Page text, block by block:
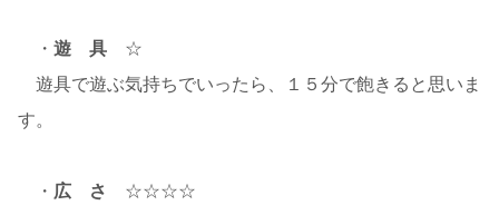
・ 遊 具 ☆
遊具で遊ぶ気持ちでいったら、１５分で飽きると思いま
す。
・ 広 さ
☆☆☆☆